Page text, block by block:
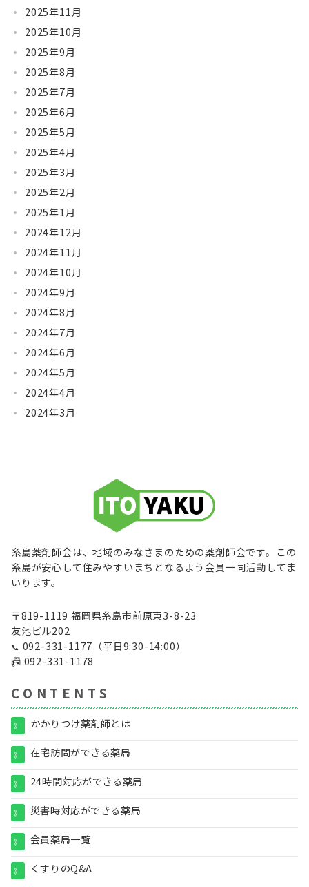
2025年11月
2025年10月
2025年9月
2025年8月
2025年7月
2025年6月
2025年5月
2025年4月
2025年3月
2025年2月
2025年1月
2024年12月
2024年11月
2024年10月
2024年9月
2024年8月
2024年7月
2024年6月
2024年5月
2024年4月
2024年3月
糸島薬剤師会は、地域のみなさまのための薬剤師会です。この
糸島が安心して住みやすいまちとなるよう会員一同活動してま
いります。
〒819-1119 福岡県糸島市前原東3-8-23
友池ビル202
📞 092-331-1177 （平日9:30-14:00）
📠 092-331-1178
C O N T E N T S
》 かかりつけ薬剤師とは
》 在宅訪問ができる薬局
》 24時間対応ができる薬局
》 災害時対応ができる薬局
》 会員薬局一覧
》 くすりのQ&A